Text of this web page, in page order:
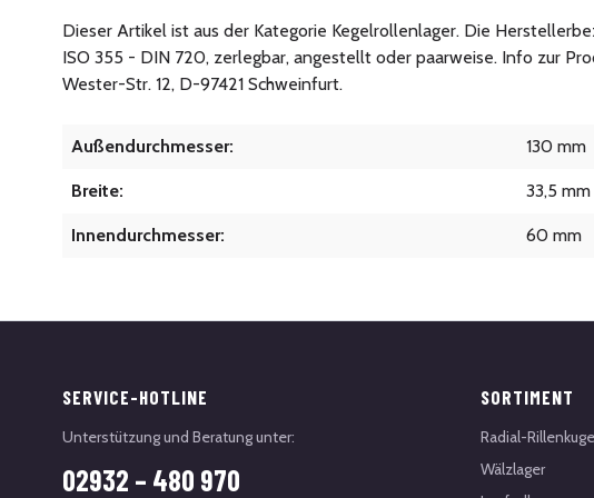
Dieser Artikel ist aus der Kategorie Kegelrollenlager. Die
ISO 355 - DIN 720, zerlegbar, angestellt oder paarweise. Info zur
Wester-Str. 12, D-97421 Schweinfurt.
Außendurchmesser: 130 mm
Breite: 33,5 mm
Innendurchmesser: 60 mm
SERVICE-HOTLINE
Unterstützung und Beratung unter:
02932 – 480 970
SORTIMENT
Radial-
Wälzlager